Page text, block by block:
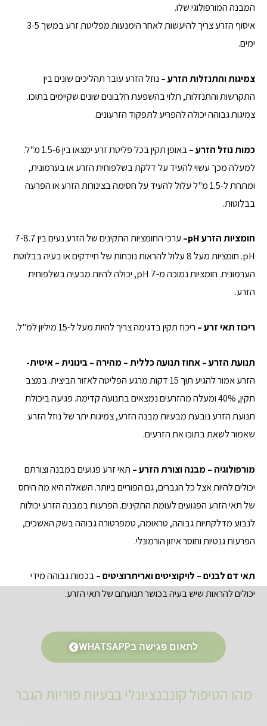
המבנה המורפולוגי שלו.
איסוף הזרע צריך להיעשות לאחר הימנעות מפליטת זרע במשך 3-5
ימים.
צמיגות והתנזלות הזרע – נוזל הזרע עובר תהליכים שונים בין
התקרשות והתנזלות, תלוי בהשפעת חלבונים שונים שקיימים בתוכו.
צמיגות גבוהה יכולה להפריע לתפקוד הזרעונים.
כמות נוזל הזרע –
באופן תקין בכל פליטת זרע ימצאו בין 1.5-6 מ"ל.
למעלה מכך עשוי להעיד על דלקת בשלפוחית הזרע או בערמונית,
ומתחת ל-1.5 מ"ל עלול להעיד על חסימה בצינורות הזרע או הפרעה
בבלוטות.
חומציות הזרע pH–
ערכי החומציות התקינים של הזרע נעים בין 7-8.7
pH. חומציות מעל 8 עלול להראות נוכחות של חיידקים או בעיה בבלוטת
הערמונית. חומציות נמוכה מ-7 pH, יכולה להיות מבעיה בשלפוחית
הזרע.
ריכוז תאי זרע – ריכוז תקין בדגימה צריך להיות מעל ל-15 מיליון למ"ל.
תנועת הזרע – אחוז תנועה כללית – מהירה – בינונית – איטית-
הזרע אמור להגיע תוך 15 דקות מרגע הפליטה לאזור הביצית. במצב
תקין, 40% ומעלה מהזרעים נמצאים בתנועה קדימה. פגיעה ביכולת
תנועת הזרע נובעת מבעיות מבנה הזרע, צמיגות יתר של נוזל הזרע
שאמור לשאת בתוכו את הזרעים.
מורפולוגיה – מבנה וצורת הזרע – תאי זרע פגועים במבנה וצורתם
יכולים להיות אצל כל הגברים, גם הפוריים ביותר. השאלה היא מה היחס
של תאי הזרע הפגועים לעומת התקינים. הפרעות במבנה הזרע יכולות
לנבוע מדלקתיות גבוהה, טראומה, טמפרטורה גבוהה בשק האשכים,
הפרעות גנטיות וחוסר איזון הורמונלי.
תאי דם לבנים – לויקוציטים ואריתרוציטים –בכמות גבוהה מידי
יכולים להראות שיש בעיה בכושר תנועתם של תאי הזרע.
לתאום פגישה בWHATSAPP
מהו הטיפול קונבנציונלי בבעיות פוריות הגבר